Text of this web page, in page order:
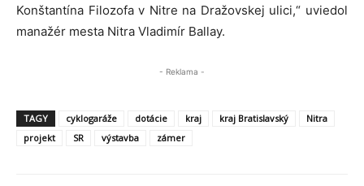
Konštantína Filozofa v Nitre na Dražovskej ulici,“ uviedol
manažér mesta Nitra Vladimír Ballay.
- Reklama -
TAGY cyklogaráže dotácie kraj kraj Bratislavský
Nitra
projekt
SR výstavba zámer